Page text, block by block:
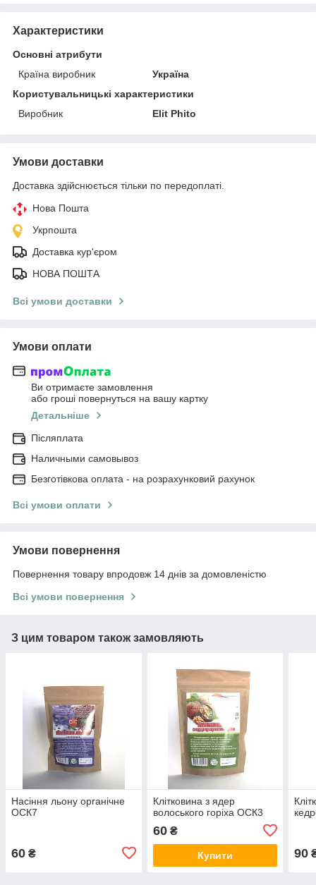
Характеристики
Основні атрибути
Країна виробник
Україна
Користувальницькі характеристики
Виробник
Elit Phito
Умови доставки
Доставка здійснюється тільки по передоплаті.
Нова Пошта
Укрпошта
Доставка кур'єром
НОВА ПОШТА
Всі умови доставки
Умови оплати
Ви отримаєте замовлення
або гроші повернуться на вашу картку
Детальніше
Післяплата
Наличными самовывоз
Безготівкова оплата - на розрахунковий рахунок
Всі умови оплати
Умови повернення
Повернення товару впродовж 14 днів за домовленістю
Всі умови повернення
З цим товаром також замовляють
Насіння льону органічне
ОСК7
60 ₴
Клітковина з ядер
волоського горіха ОСК3
60₴
Купити 90